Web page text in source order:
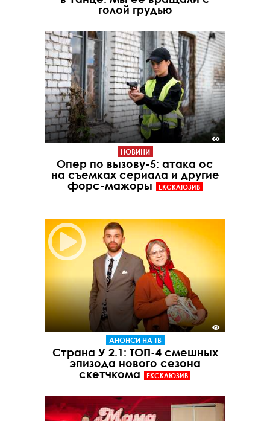
голой грудью
НОВИНИ
Опер по вызову-5: атака ос
на съемках сериала и другие
форс-мажоры
ЕКСКЛЮЗИВ
АНОНСИ НА ТВ
Страна У 2.1: ТОП-4 смешных
эпизода нового сезона
скетчкома
ЕКСКЛЮЗИВ